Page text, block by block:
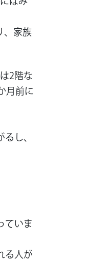
、家族
2階な
月前に
し、
ていま
る人が